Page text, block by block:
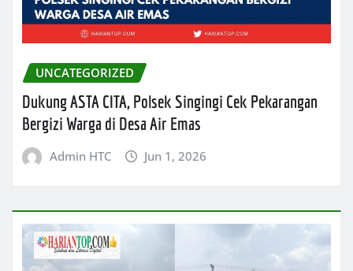
UNCATEGORIZED
Dukung ASTA CITA, Polsek Singingi Cek Pekarangan
Bergizi Warga di Desa Air Emas
Admin HTC Jun 1, 2026